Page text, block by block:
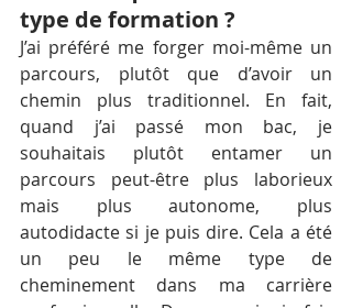
type de formation ?
J’ai préféré me forger moi-même un
parcours, plutôt que d’avoir un
chemin plus traditionnel. En fait,
quand j’ai passé mon bac, je
souhaitais plutôt entamer un
parcours peut-être plus laborieux
mais plus autonome, plus
autodidacte si je puis dire. Cela a été
un peu le même type de
cheminement dans ma carrière